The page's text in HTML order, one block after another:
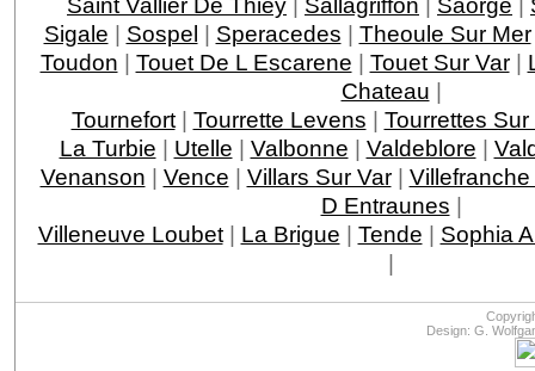
Sigale | Sospel | Speracedes | Theoule Sur Mer
Toudon | Touet De L Escarene | Touet Sur Var|
Chateau |
Tournefort| Tourrette Levens | Tourrettes
La Turbie | Utelle | Valbonne | Valdeblore |
Venanson | Vence | Villars Sur Var|
D Entraunes |
Villeneuve Loubet| La Brigue | Tende | Sophia
|
Design: G.